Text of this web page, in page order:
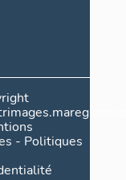
- Politiques